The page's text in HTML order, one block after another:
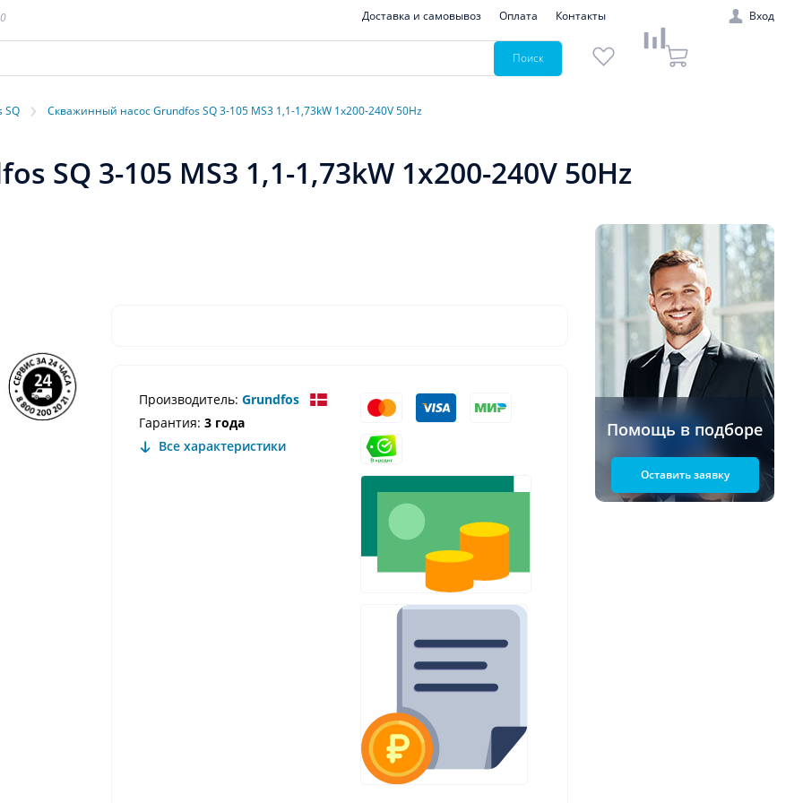
Доставка и самовывоз Оплата Контакты Вход
Поиск
SQ › Скважинный насос Grundfos SQ 3-105 MS3 1,1-1,73kW 1x200-240V 50Hz
SQ 3-105 MS3 1,1-1,73kW 1x200-240V 50Hz
Производитель: Grundfos
Гарантия: 3 года
Все характеристики
Помощь в подборе
Оставить заявку